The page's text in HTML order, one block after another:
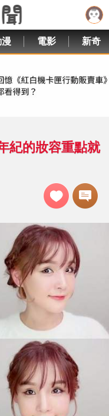
電影 新奇
紀的妝容重點就